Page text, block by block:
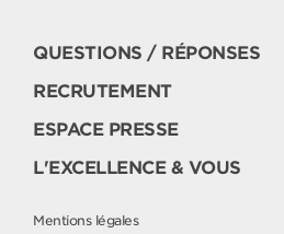
QUESTIONS / RÉPONSES
RECRUTEMENT
ESPACE PRESSE
L'EXCELLENCE & VOUS
Mentions légales